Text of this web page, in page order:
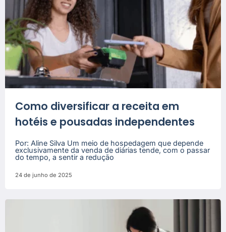
Como diversificar a receita em
hotéis e pousadas independentes
Por: Aline Silva Um meio de hospedagem que depende
exclusivamente da venda de diárias tende, com o passar
do tempo, a sentir a redução
24 de junho de 2025